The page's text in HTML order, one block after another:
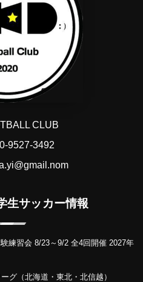
CLUB
9527-3492
生サッカー情報
練習会 8/23～9/2 全4回開催 2027年
グ（北海道・東北・北信越）